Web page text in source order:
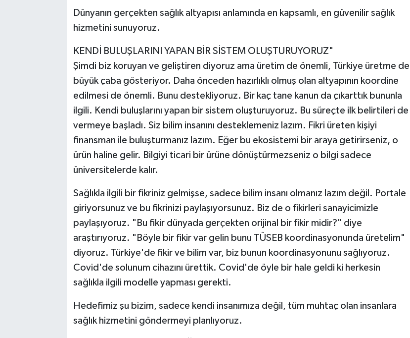
Dünyanın gerçekten sağlık altyapısı anlamında en kapsamlı, en güvenilir sağlık
hizmetini sunuyoruz.
KENDİ BULUŞLARINI YAPAN BİR SİSTEM OLUŞTURUYORUZ"
Şimdi biz koruyan ve geliştiren diyoruz ama üretim de önemli, Türkiye üretme de
büyük çaba gösteriyor. Daha önceden hazırlıklı olmuş olan altyapının koordine
edilmesi de önemli. Bunu destekliyoruz. Bir kaç tane kanun da çıkarttık bununla
ilgili. Kendi buluşlarını yapan bir sistem oluşturuyoruz. Bu süreçte ilk belirtileri de
vermeye başladı. Siz bilim insanını desteklemeniz lazım. Fikri üreten kişiyi
finansman ile buluşturmanız lazım. Eğer bu ekosistemi bir araya getirirseniz, o
ürün haline gelir. Bilgiyi ticari bir ürüne dönüştürmezseniz o bilgi sadece
üniversitelerde kalır.
Sağlıkla ilgili bir fikriniz gelmişse, sadece bilim insanı olmanız lazım değil. Portale
giriyorsunuz ve bu fikrinizi paylaşıyorsunuz. Biz de o fikirleri sanayicimizle
paylaşıyoruz. "Bu fikir dünyada gerçekten orijinal bir fikir midir?" diye
araştırıyoruz. "Böyle bir fikir var gelin bunu TÜSEB koordinasyonunda üretelim"
diyoruz. Türkiye'de fikir ve bilim var, biz bunun koordinasyonunu sağlıyoruz.
Covid'de solunum cihazını ürettik. Covid'de öyle bir hale geldi ki herkesin
sağlıkla ilgili modelle yapması gerekti.
Hedefimiz şu bizim, sadece kendi insanımıza değil, tüm muhtaç olan insanlara
sağlık hizmetini göndermeyi planlıyoruz.